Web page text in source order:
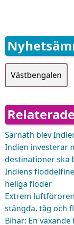
Västbengalen
Sarnath blev
Indien investerar
destinationer ska
Indiens
heliga floder
Extrem
stängda, tåg och
Bihar: En